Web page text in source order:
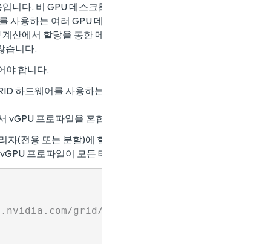
니다. 비 GPU 데스크톱을 생성하지 마십시오.
사용하는 여러 GPU 데스크톱이 있을 수 있습니다. 이 경우의
산에서 할당을 통한 메모리를 사용할 수 없습니다.
습니다.
야 합니다.
하드웨어를 사용하는 vCenter Server 클러스터)를 가져오
vGPU 프로파일을 혼합할 수 없습니다. 결과적으로, Horizon
(전용 또는 분할)에 할당하는 경우 할당된 vGPU 프로파일
프로파일이 모든 테넌트에 할당되어 있는지 확인합니다.
grid/latest/grid-vgpu-user-guide/